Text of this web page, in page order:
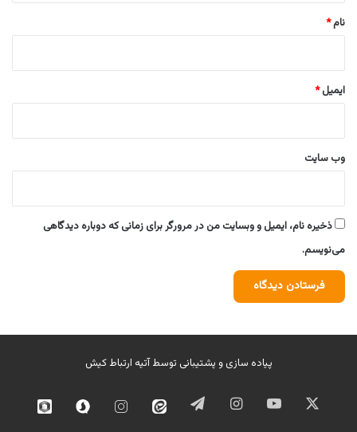
نام*
ایمیل*
وب‌ سایت
ذخیره نام، ایمیل و وبسایت من در مرورگر برای زمانی که دوباره دیدگاهی
می‌نویسم.
پیاده سازی و پشتیبانی توسطآتیه ارتباط کیش
ایکس یوتیوب اینستاگرامتلگرام ایتا اینستاگرامسروش